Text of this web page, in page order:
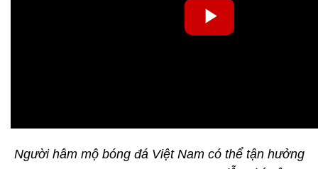
Người hâm mộ bóng đá Việt Nam có thể tận hưởng